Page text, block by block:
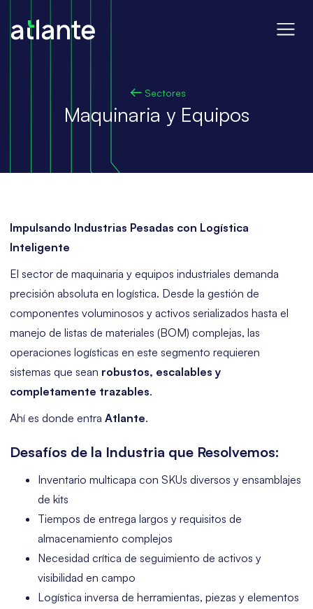
Sectores
Maquinaria y Equipos
Impulsando Industrias Pesadas con Logística
Inteligente
El sector de maquinaria y equipos industriales demanda
precisión absoluta en logística. Desde la gestión de
componentes voluminosos y activos serializados hasta el
manejo de listas de materiales (BOM) complejas, las
operaciones logísticas en este segmento requieren
sistemas que sean robustos, escalables y
completamente trazables.
Ahí es donde entra Atlante.
Desafíos de la Industria que Resolvemos:
Inventario multicapa con SKUs diversos y ensamblajes
de kits
Tiempos de entrega largos y requisitos de
almacenamiento complejos
Necesidad crítica de seguimiento de activos y
visibilidad en campo
Logística inversa de herramientas, piezas y elementos